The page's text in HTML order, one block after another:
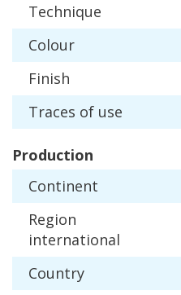
Technique
Colour
Finish
Traces of use
Production
Continent
Region
international
Country